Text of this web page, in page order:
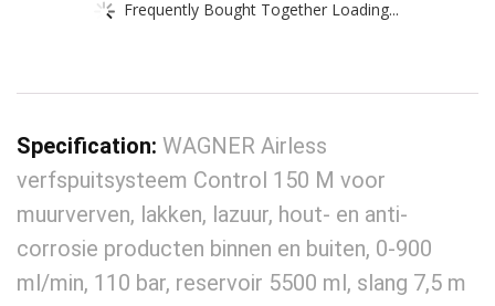
Frequently Bought Together Loading...
Specification: WAGNER Airless
verfspuitsysteem Control 150 M voor
muurverven, lakken, lazuur, hout- en anti-
corrosie producten binnen en buiten, 0-900
ml/min, 110 bar, reservoir 5500 ml, slang 7,5 m